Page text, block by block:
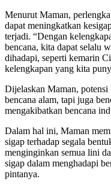
Menurut Maman,
dapat meningkatkan
terjadi. “Dengan
bencana, kita dapat selalu
dihadapi, seperti kemarin
kelengkapan yang kita
Dijelaskan Maman,
bencana alam, tapi juga
mengakibatkan bencana
Dalam hal ini, Maman
sigap terhadap segala
menginginkan semua lini
sigap dalam menghadapi
pintanya.